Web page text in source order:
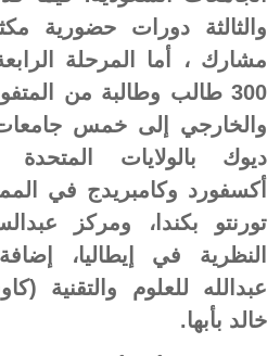
مشارك ، أما المرحلة
300 طالب وطالبة من
والخارجي إلى خمس
ديوك بالولايات المتحدة
أكسفورد وكامبريدج في
تورنتو بكندا، ومركز
النظرية في إيطاليا،
عبدالله للعلوم والتقنية
خالد بأبها.